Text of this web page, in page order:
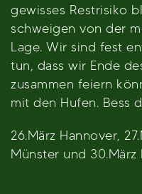
gewisses Restrisiko
schweigen von der
Lage. Wir sind fest
tun, dass wir Ende
zusammen feiern
mit den Hufen. Bess
26.März Hannover,
Münster und 30.März